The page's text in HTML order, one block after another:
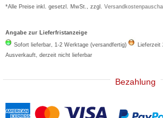
*Alle Preise inkl. gesetzl. MwSt., zzgl.
Angabe zur Lieferfristanzeige
Sofort lieferbar, 1-2 Werktage (versandfertig)
Ausverkauft, derzeit nicht lieferbar
Bezahlung